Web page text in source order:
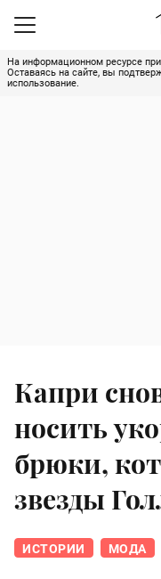
На информационном ресурсе
Оставаясь на сайте, вы
использование.
Капри
носить
брюки,
звезды
ИСТОРИИ МОДА